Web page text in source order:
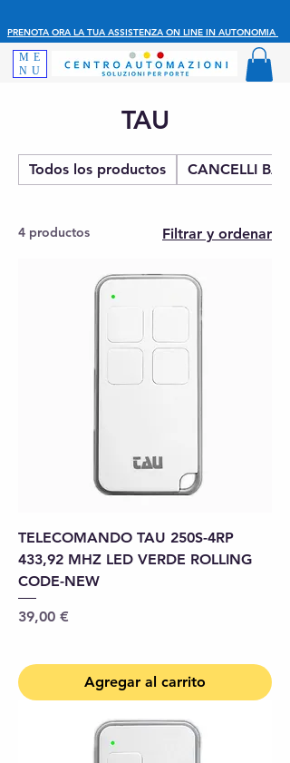
PRENOTA ORA LA TUA ASSISTENZA ON LINE IN AUTONOMIA
ME
NU
TAU
Todos los productos CANCELLI
4 productos Filtrar y ordenar
TELECOMANDO TAU 250S-4RP
433,92 MHZ LED VERDE ROLLING
CODE-NEW
Precio
39,00 €
Agregar al carrito